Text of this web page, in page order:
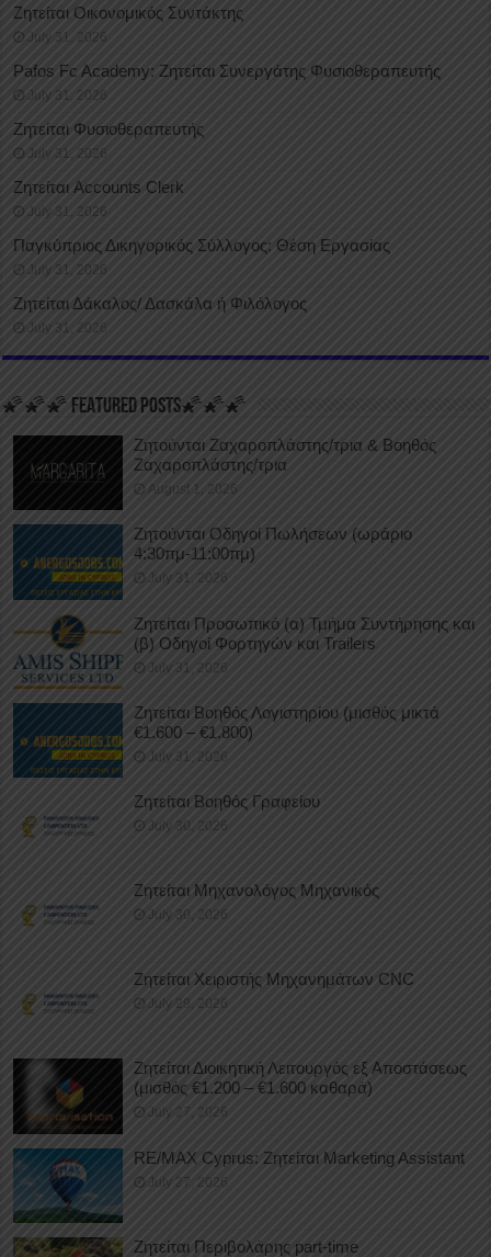
Ζητείται Οικονομικός Συντάκτης
July 31, 2026
Pafos Fc Academy: Ζητείται Συνεργάτης Φυσιοθεραπευτής
July 31, 2026
Ζητείται Φυσιοθεραπευτής
July 31, 2026
Ζητείται Accounts Clerk
July 31, 2026
Παγκύπριος Δικηγορικός Σύλλογος: Θέση Εργασίας
July 31, 2026
Ζητείται Δάκαλος/ Δασκάλα ή Φιλόλογος
July 31, 2026
🌠🌠🌠 FEATURED POSTS🌠🌠🌠
Ζητούνται Ζαχαροπλάστης/τρια & Βοηθός
Ζαχαροπλάστης/τρια
August 1, 2026
Ζητούνται Οδηγοί Πωλήσεων (ωράριο
4:30πμ-11:00πμ)
July 31, 2026
Ζητείται Προσωπικό (α) Τμήμα Συντήρησης και
(β) Οδηγοί Φορτηγών και Trailers
July 31, 2026
Ζητείται Βοηθός Λογιστηρίου (μισθός μικτά
€1.600 – €1.800)
July 31, 2026
Ζητείται Βοηθός Γραφείου
July 30, 2026
Ζητείται Μηχανολόγος Μηχανικός
July 30, 2026
Ζητείται Χειριστής Μηχανημάτων CNC
July 29, 2026
Ζητείται Διοικητική Λειτουργός εξ Αποστάσεως
(μισθός €1.200 – €1.600 καθαρά)
July 27, 2026
RE/MAX Cyprus: Ζητείται Marketing Assistant
July 27, 2026
Ζητείται Περιβολάρης part-time